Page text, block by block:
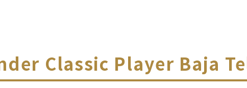
Classic Player Baja